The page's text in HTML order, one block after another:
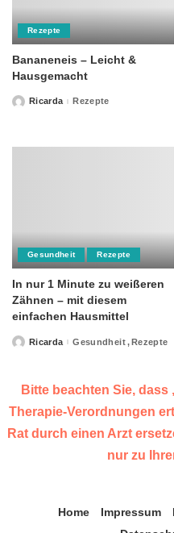
Rezepte
Bananeneis – Leicht &
Hausgemacht
PostedRicarda Rezepte
Gesundheit Rezepte
In nur 1 Minute zu weißeren
Zähnen – mit diesem
einfachen Hausmittel
PostedRicarda Gesundheit Rezepte
Bitte beachten Sie, dass
Therapie-Verordnungen
Rat durch einen Arzt
nur zu
Home Impressum